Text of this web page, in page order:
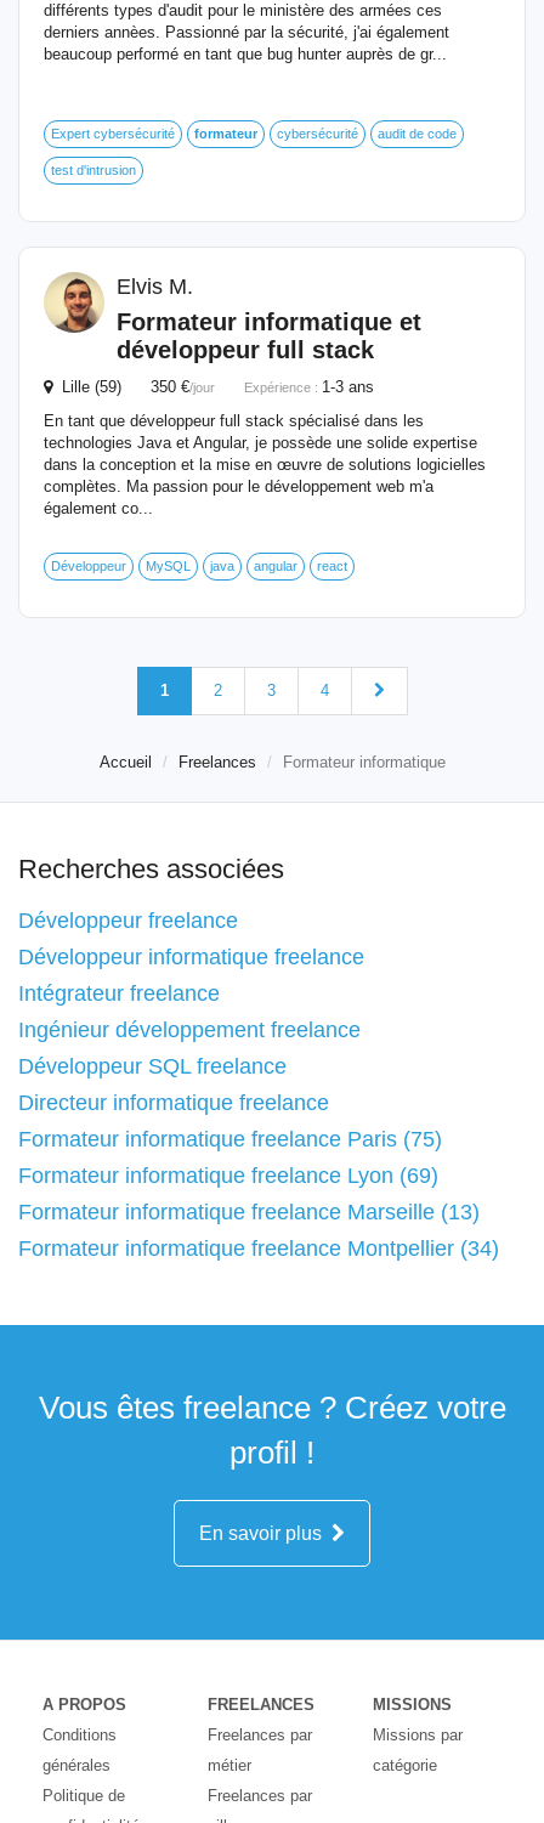
différents types d'audit pour le ministère des armées ces
derniers annèes. Passionné par la sécurité, j'ai également
beaucoup performé en tant que bug hunter auprès de gr...
Expert cybersécurité formateur cybersécurité audit de code
test d'intrusion
Elvis M.
Formateur informatique et
développeur full stack
Lille (59) 350 €/jour Expérience : 1-3 ans
En tant que développeur full stack spécialisé dans les
technologies Java et Angular, je possède une solide expertise
dans la conception et la mise en œuvre de solutions logicielles
complètes. Ma passion pour le développement web m'a
également co...
Développeur MySQL java angular react
1 2 3 4
Accueil Freelances Formateur informatique
Recherches associées
Développeur freelance
Développeur informatique freelance
Intégrateur freelance
Ingénieur développement freelance
Développeur SQL freelance
Directeur informatique freelance
Formateur informatique freelance Paris (75)
Formateur informatique freelance Lyon (69)
Formateur informatique freelance Marseille (13)
Formateur informatique freelance Montpellier (34)
Vous êtes freelance ? Créez votre
profil !
En savoir plus
A PROPOS
Conditions
générales
Politique de
FREELANCES
Freelances par
métier
Freelances par
MISSIONS
Missions par
catégorie